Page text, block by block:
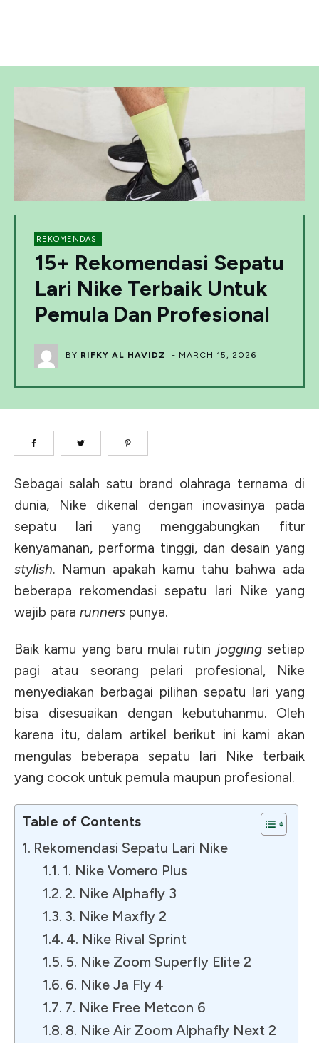
REKOMENDASI
15+ Rekomendasi Sepatu
Lari Nike Terbaik Untuk
Pemula Dan Profesional
BY RIFKY AL HAVIDZ - MARCH 15, 2026
Sebagai salah satu brand olahraga ternama di
dunia, Nike dikenal dengan inovasinya pada
sepatu lari yang menggabungkan fitur
kenyamanan, performa tinggi, dan desain yang
stylish. Namun apakah kamu tahu bahwa ada
beberapa rekomendasi sepatu lari Nike yang
wajib para runners punya.
Baik kamu yang baru mulai rutin joggingsetiap
pagi atau seorang pelari profesional, Nike
menyediakan berbagai pilihan sepatu lari yang
bisa disesuaikan dengan kebutuhanmu. Oleh
karena itu, dalam artikel berikut ini kami akan
mengulas beberapa sepatu lari Nike terbaik
yang cocok untuk pemula maupun profesional.
Table of Contents
Rekomendasi Sepatu Lari Nike
1. Nike Vomero Plus
2. Nike Alphafly 3
3. Nike Maxfly 2
4. Nike Rival Sprint
5. Nike Zoom Superfly Elite 2
6. Nike Ja Fly 4
7. Nike Free Metcon 6
8. Nike Air Zoom Alphafly Next 2